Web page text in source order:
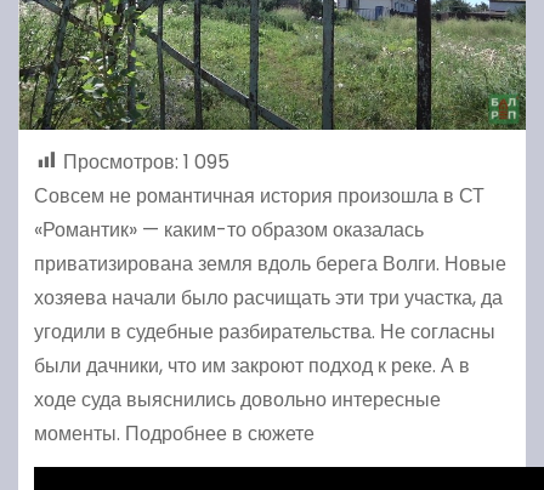
Просмотров: 1 095
Совсем не романтичная история произошла в СТ
«Романтик» — каким-то образом оказалась
приватизирована земля вдоль берега Волги. Новые
хозяева начали было расчищать эти три участка, да
угодили в судебные разбирательства. Не согласны
были дачники, что им закроют подход к реке. А в
ходе суда выяснились довольно интересные
моменты. Подробнее в сюжете